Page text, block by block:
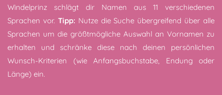
Windelprinz schlägt dir Namen aus 11 verschiedenen
Sprachen vor. Tipp: Nutze die Suche übergreifend über alle
Sprachen um die größtmögliche Auswahl an Vornamen zu
erhalten und schränke diese nach deinen persönlichen
Wunsch-Kriterien (wie Anfangsbuchstabe, Endung oder
Länge) ein.